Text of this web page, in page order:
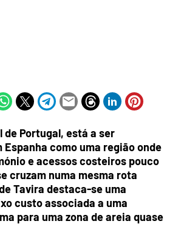
de Portugal, está a ser
Espanha como uma região onde
e acessos costeiros pouco
cruzam numa mesma rota
Tavira destaca-se uma
custo associada a uma
para uma zona de areia quase